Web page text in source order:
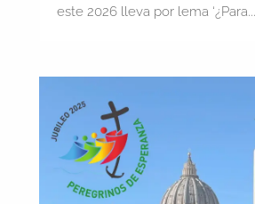
este 2026 lleva por lema ‘¿Para...